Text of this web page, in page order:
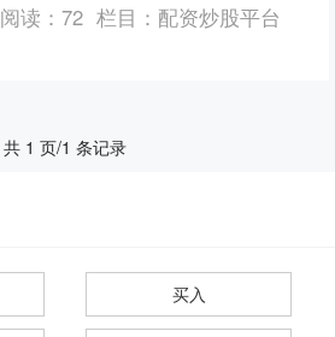
金，用于购买股票。配资....
阅读： 72 栏目： 配资炒股平台
共 1 页/1 条记录
买入